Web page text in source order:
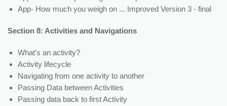
App- How much you weigh on ... Improved Version 3 - final
Section 8: Activities and Navigations
What's an activity?
Activity lifecycle
Navigating from one activity to another
Passing Data between Activities
Passing data back to first Activity